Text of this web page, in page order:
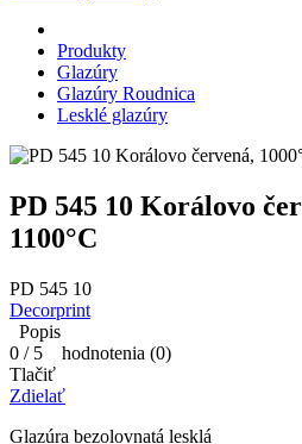
Produkty
Glazúry
Glazúry Roudnica
Lesklé glazúry
PD 545 10 Korálovo
1100°C
PD 545 10
Decorprint
Popis
0 / 5 hodnotenia (0)
Tlačiť
Zdielať
Glazúra bezolovnatá lesklá